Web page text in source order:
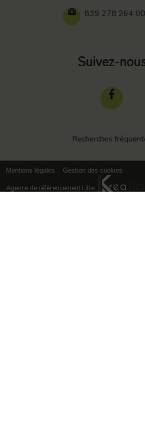
839 278 264
Suivez-
Recherches
Mentions légales Gestion des cookies
Agence de référencement Lille